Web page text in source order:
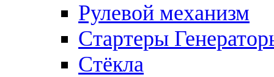
Рулевой механизм
Стартеры
Стёкла